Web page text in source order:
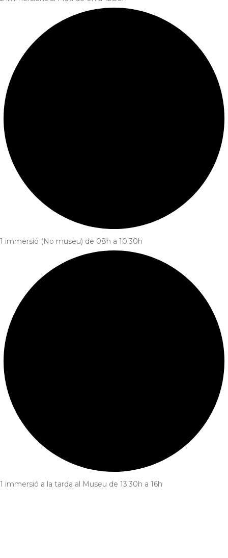
1 immersió (No museu) de 08h a 10.30h
1 immersió a la tarda al Museu de 13.30h a 16h